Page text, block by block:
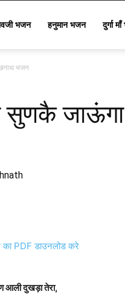
भजन हनुमान भजन दुर्गा
भजन
सुणकै
PDF डाउनलोड करे
आली दुखड़ा तेरा,